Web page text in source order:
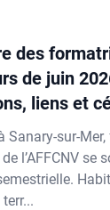
des
de juin
liens et
Sanary-sur-
l’AFFCNV se